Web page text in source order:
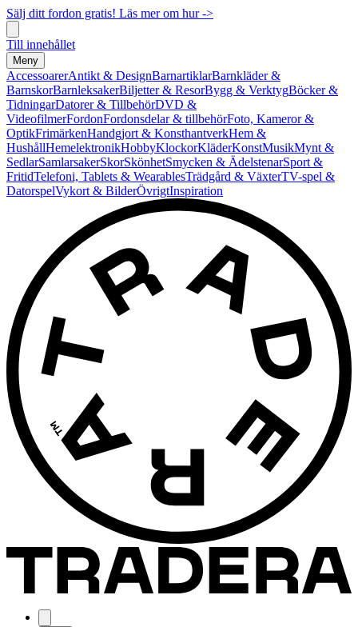
Sälj ditt fordon gratis! Läs mer om hur ->
Till innehållet
Meny
AccessoarerAntikt & DesignBarnartiklarBarnkläder &
BarnskorBarnleksakerBiljetter & ResorBygg & VerktygBöcker &
TidningarDatorer & TillbehörDVD &
VideofilmerFordonFordonsdelar & tillbehörFoto, Kameror &
OptikFrimärkenHandgjort & KonsthantverkHem &
HushållHemelektronikHobbyKlockorKläderKonstMusikMynt &
SedlarSamlarsakerSkorSkönhetSmycken & ÄdelstenarSport &
FritidTelefoni, Tablets & WearablesTrädgård & VäxterTV-spel &
DatorspelVykort & BilderÖvrigtInspiration